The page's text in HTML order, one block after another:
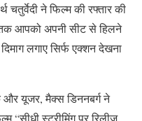
चतुर्वेदी ने फिल्म की रफ्तार की
आपको अपनी सीट से हिलने
लगाए सिर्फ एक्शन देखना
यूजर, मैक्स डिननबर्ग ने
“सीधी स्ट्रीमिंग पर रिलीज